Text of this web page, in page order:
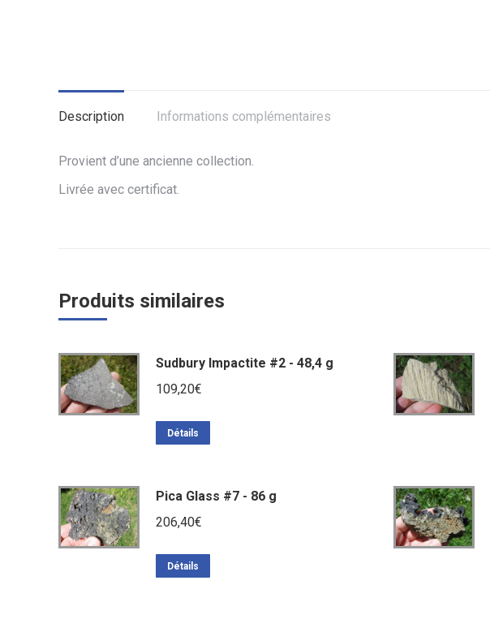
Description Informations complémentaires
Provient d’une ancienne collection.
Livrée avec certificat.
Produits similaires
Sudbury Impactite #2 - 48,4 g
109,20€
Détails
Pica Glass #7 - 86 g
206,40€
Détails